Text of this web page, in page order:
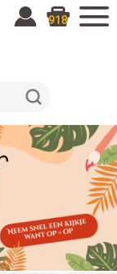
918